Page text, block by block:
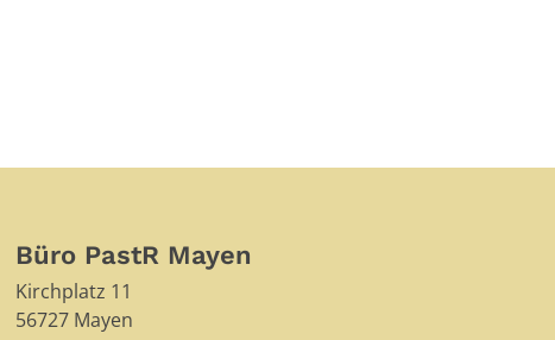
Büro PastR Mayen
Kirchplatz 11
56727 Mayen